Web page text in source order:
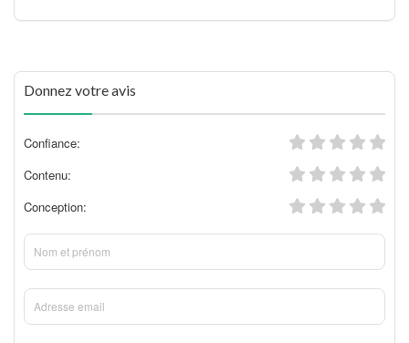
Donnez votre avis
Confiance:
Contenu:
Conception: